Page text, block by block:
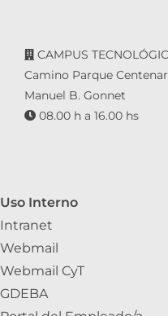
CAMPUS
Camino Parque
Manuel B. Gonnet
08.00 h a 16.00 hs
Uso Interno
Intranet
Webmail
Webmail CyT
GDEBA